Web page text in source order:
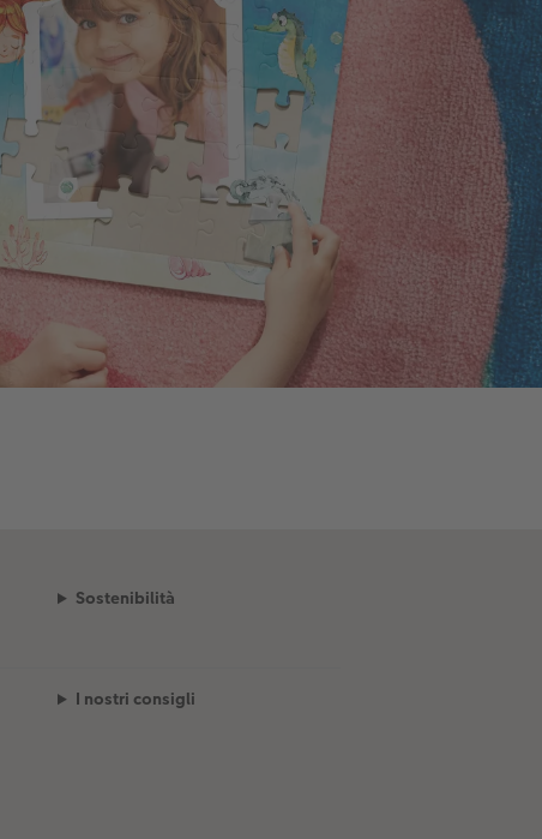
Sostenibilità
I nostri consigli